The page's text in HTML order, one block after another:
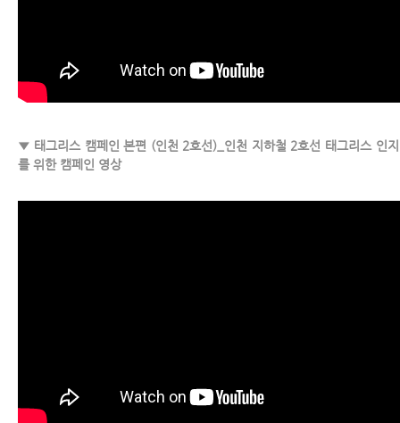
▼ 태그리스 캠페인 본편 (인천 2호선)_인천 지하철 2호선 태그리스 인
를 위한 캠페인 영상